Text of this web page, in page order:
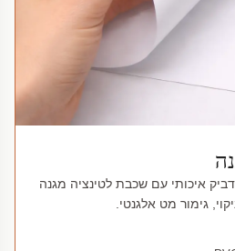
איכותי עם שכבת לטינציה מגנה
גימור מט אלגנטי.